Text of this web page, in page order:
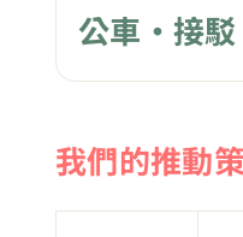
公車・接
我們的推動